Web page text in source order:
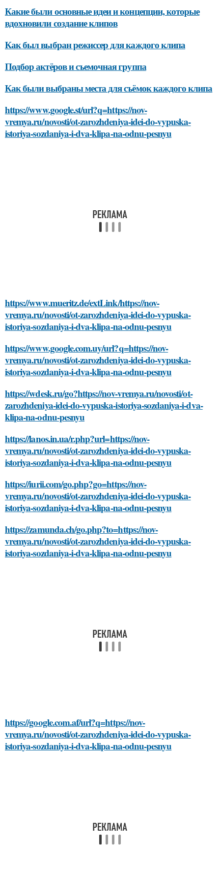
Какие были основные идеи и концепции, которые
вдохновили создание клипов
Как был выбран режиссер для каждого клипа
Подбор актёров и съемочная группа
Как были выбраны места для съёмок каждого клипа
https://www.google.st/url?q=https://nov-
vremya.ru/novosti/ot-zarozhdeniya-idei-do-vypuska-
istoriya-sozdaniya-i-dva-klipa-na-odnu-pesnyu
https://www.mueritz.de/extLink/https://nov-
vremya.ru/novosti/ot-zarozhdeniya-idei-do-vypuska-
istoriya-sozdaniya-i-dva-klipa-na-odnu-pesnyu
https://www.google.com.uy/url?q=https://nov-
vremya.ru/novosti/ot-zarozhdeniya-idei-do-vypuska-
istoriya-sozdaniya-i-dva-klipa-na-odnu-pesnyu
https://wdesk.ru/go?https://nov-vremya.ru/novosti/ot-
zarozhdeniya-idei-do-vypuska-istoriya-sozdaniya-i-dva-
klipa-na-odnu-pesnyu
https://lanos.in.ua/r.php?url=https://nov-
vremya.ru/novosti/ot-zarozhdeniya-idei-do-vypuska-
istoriya-sozdaniya-i-dva-klipa-na-odnu-pesnyu
https://iurii.com/go.php?go=https://nov-
vremya.ru/novosti/ot-zarozhdeniya-idei-do-vypuska-
istoriya-sozdaniya-i-dva-klipa-na-odnu-pesnyu
https://zamunda.ch/go.php?to=https://nov-
vremya.ru/novosti/ot-zarozhdeniya-idei-do-vypuska-
istoriya-sozdaniya-i-dva-klipa-na-odnu-pesnyu
https://google.com.af/url?q=https://nov-
vremya.ru/novosti/ot-zarozhdeniya-idei-do-vypuska-
istoriya-sozdaniya-i-dva-klipa-na-odnu-pesnyu